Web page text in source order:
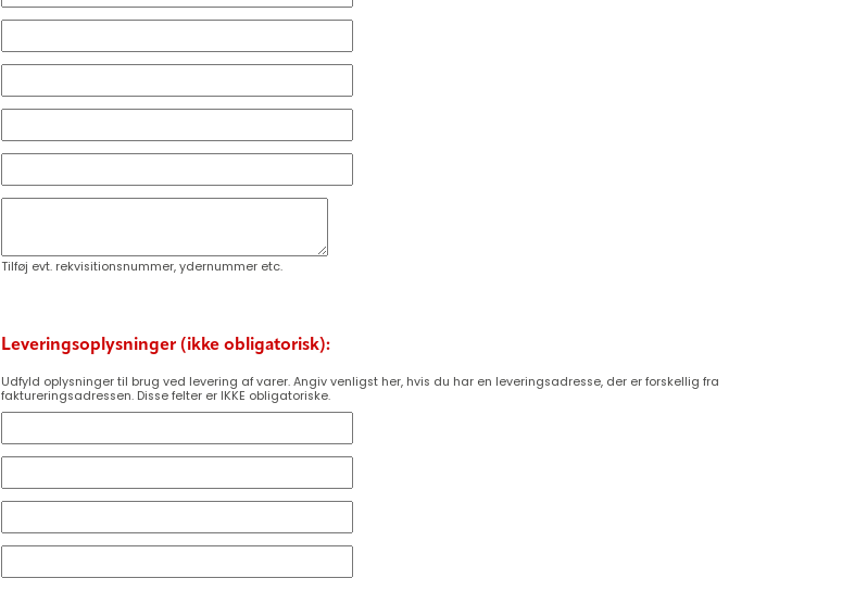
Tilføj evt. rekvisitionsnummer, ydernummer etc.
Leveringsoplysninger (ikke obligatorisk):
Udfyld oplysninger til brug ved levering af varer. Angiv venligst her, hvis du har en leveringsadresse, der er forskellig fra
faktureringsadressen. Disse felter er IKKE obligatoriske.